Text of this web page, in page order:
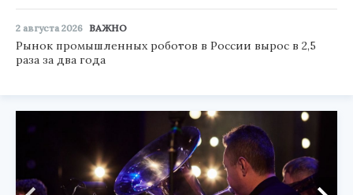
2 августа 2026 ВАЖНО
Рынок промышленных роботов в России вырос в 2,5
раза за два года